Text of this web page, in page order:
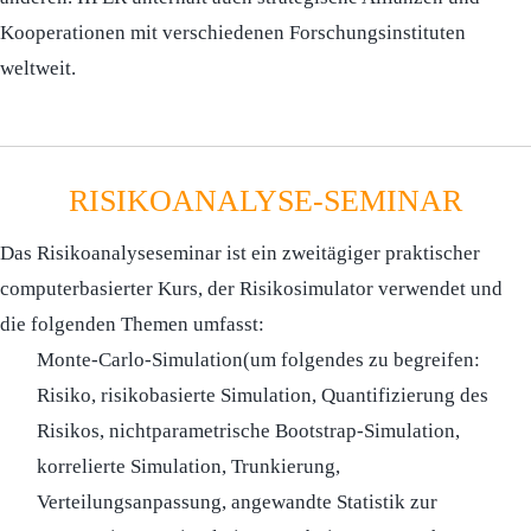
Kooperationen mit verschiedenen Forschungsinstituten
weltweit.
RISIKOANALYSE-SEMINAR
Das Risikoanalyseseminar ist ein zweitägiger praktischer
computerbasierter Kurs, der Risikosimulator verwendet und
die folgenden Themen umfasst:
Monte-Carlo-Simulation(um folgendes zu begreifen:
Risiko, risikobasierte Simulation, Quantifizierung des
Risikos, nichtparametrische Bootstrap-Simulation,
korrelierte Simulation, Trunkierung,
Verteilungsanpassung, angewandte Statistik zur